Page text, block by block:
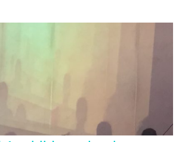
zu erleben. Die Studierenden des
freuen uns über Begegnungen und